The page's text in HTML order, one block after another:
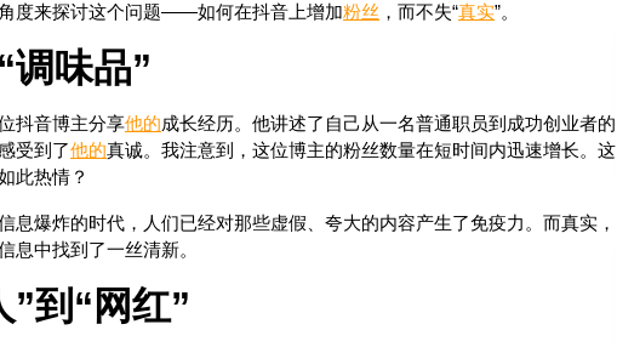
度来探讨这个问题——如何在抖音上增加粉丝 ，而不失“真实”。
调味品”
抖音博主分享他的成长经历。他讲述了自己从一名普通职员到成功创业者的
受到了他的真诚。我注意到，这位博主的粉丝数量在短时间内迅速增长。这
此热情？
爆炸的时代，人们已经对那些虚假、夸大的内容产生了免疫力。而真实，
息中找到了一丝清新。
到“网红”